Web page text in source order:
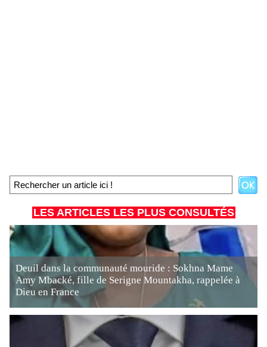
LES ARTICLES LES PLUS CONSULTÉS
Deuil dans la communauté mouride : Sokhna Mame
Amy Mbacké, fille de Serigne Mountakha, rappelée à
Dieu en France